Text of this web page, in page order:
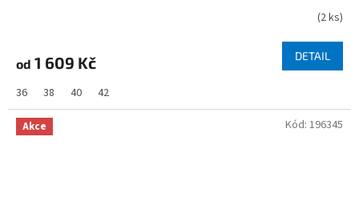
(2 ks)
od 1 609 Kč DETAIL
36 38 40 42
Akce Kód: 196345